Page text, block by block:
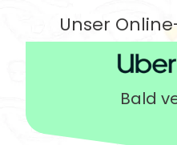
Unser
Bald